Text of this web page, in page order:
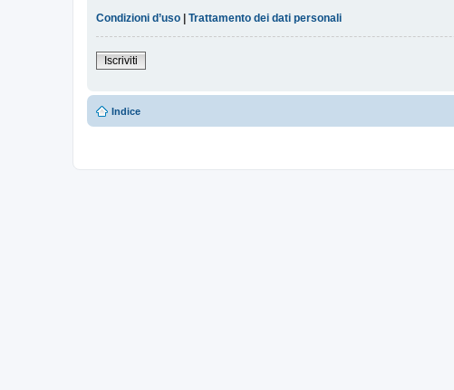
Condizioni d’uso | Trattamento dei dati personali
Iscriviti
Indice